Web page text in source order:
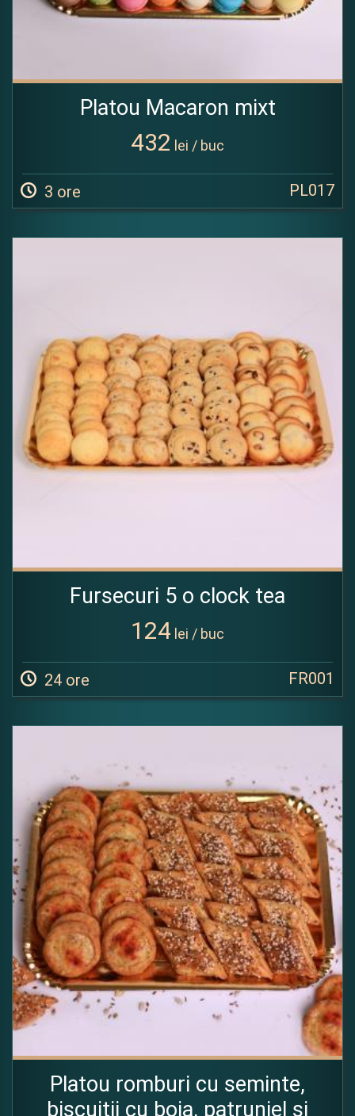
Platou Macaron mixt
432 lei / buc
3 ore PL017
Fursecuri 5 o clock tea
124 lei / buc
24 ore FR001
Platou romburi cu seminte,
biscuitii cu boia, patrunjel si